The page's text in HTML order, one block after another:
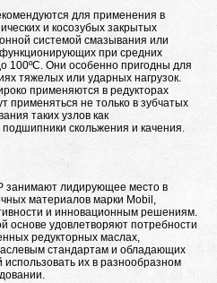
для применения в
и косозубых закрытых
системой смазывания или
при средних
100ºC. Они особенно пригодны для
тяжелых или ударных нагрузок.
применяются в редукторах
применяться не только в зубчатых
таких узлов как
скольжения и качения.
занимают лидирующее место в
материалов марки Mobil,
и инновационным решениям.
основе удовлетворяют потребности
редукторных маслах,
стандартам и обладающих
их в разнообразном